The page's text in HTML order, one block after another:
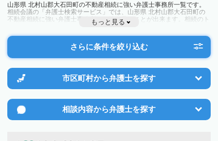
山形県 北村山郡大石田町の不動産相続に強い弁護士事務所一覧です。
相続会議の「弁護士検索サービス」では、山形県 北村山郡大石田町の
不動産相続に強い弁護士事務所を一覧で見ることが出来ます。相続のト
ラブルやお悩みを抱えている方は一度近隣の弁護士に相談してみましょ
う。
もっと見る
さらに条件を絞り込む
市区町村から弁護士を探す
相談内容から弁護士を探す